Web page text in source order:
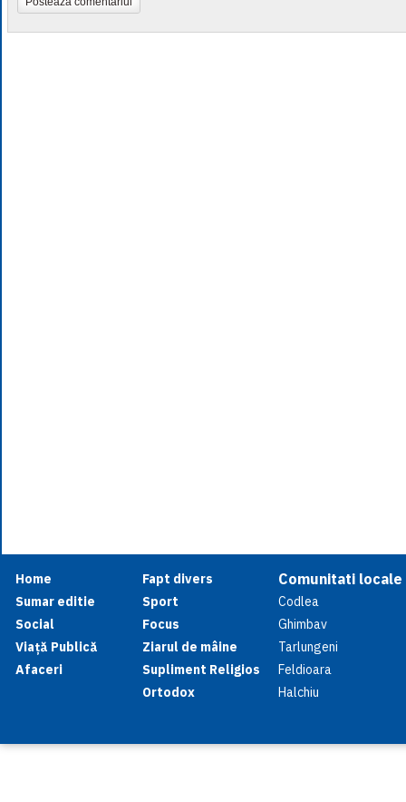
Home
Sumar editie
Social
Viață Publică
Afaceri
Fapt divers
Sport
Focus
Ziarul de mâine
Supliment Religios
Ortodox
Comunitati locale
Codlea
Ghimbav
Tarlungeni
Feldioara
Halchiu